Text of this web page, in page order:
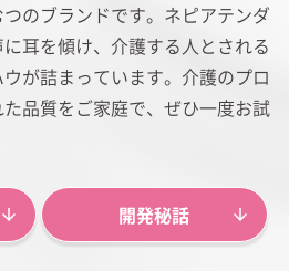
のブランドです。ネピアテンダ
耳を傾け、介護する人とされる
が詰まっています。介護のプロ
品質をご家庭で、ぜひ一度お試
開発秘話